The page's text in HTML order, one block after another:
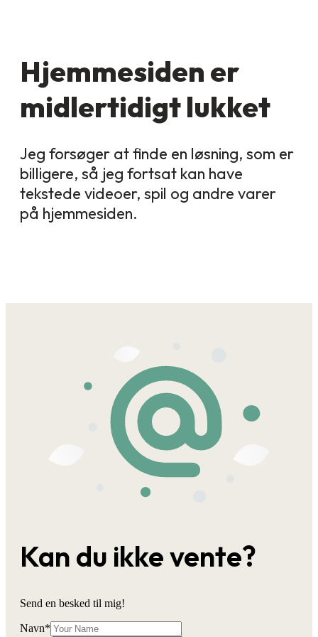
Hjemmesiden er
midlertidigt lukket
Jeg forsøger at finde en løsning, som er
billigere, så jeg fortsat kan have
tekstede videoer, spil og andre varer
på hjemmesiden.
Kan du ikke vente?
Send en besked til mig!
Navn*